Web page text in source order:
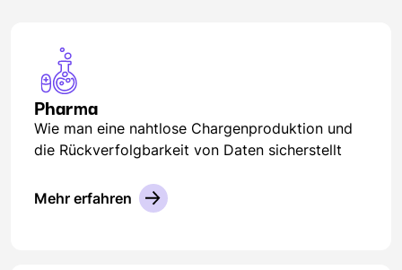
Pharma
Wie man eine nahtlose Chargenproduktion und
die Rückverfolgbarkeit von Daten sicherstellt
Mehr erfahren